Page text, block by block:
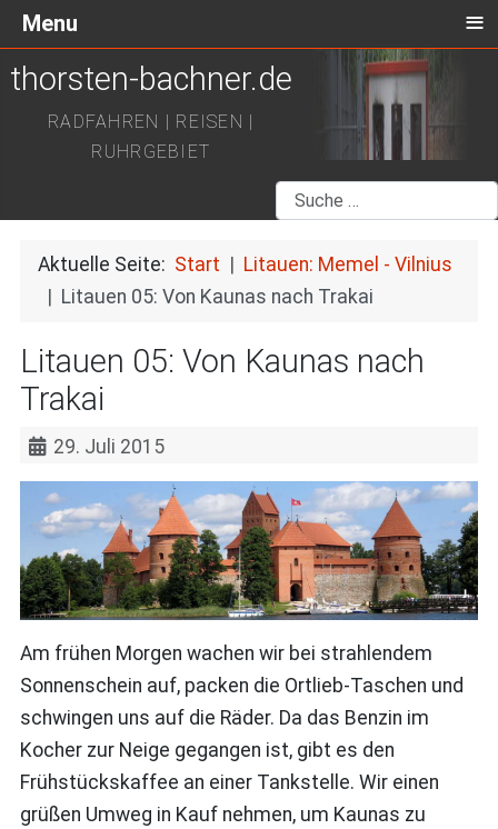
thorsten-bachner.de
RADFAHREN | REISEN |
RUHRGEBIET
Suchen
Aktuelle Seite: Start
Litauen: Memel - Vilnius
Litauen 05: Von Kaunas nach Trakai
Litauen 05: Von Kaunas nach
Trakai
29. Juli 2015
Am frühen Morgen wachen wir bei strahlendem
Sonnenschein auf, packen die Ortlieb-Taschen und
schwingen uns auf die Räder. Da das Benzin im
Kocher zur Neige gegangen ist, gibt es den
Frühstückskaffee an einer Tankstelle. Wir einen
grüßen Umweg in Kauf nehmen, um Kaunas zu
Menu ≡